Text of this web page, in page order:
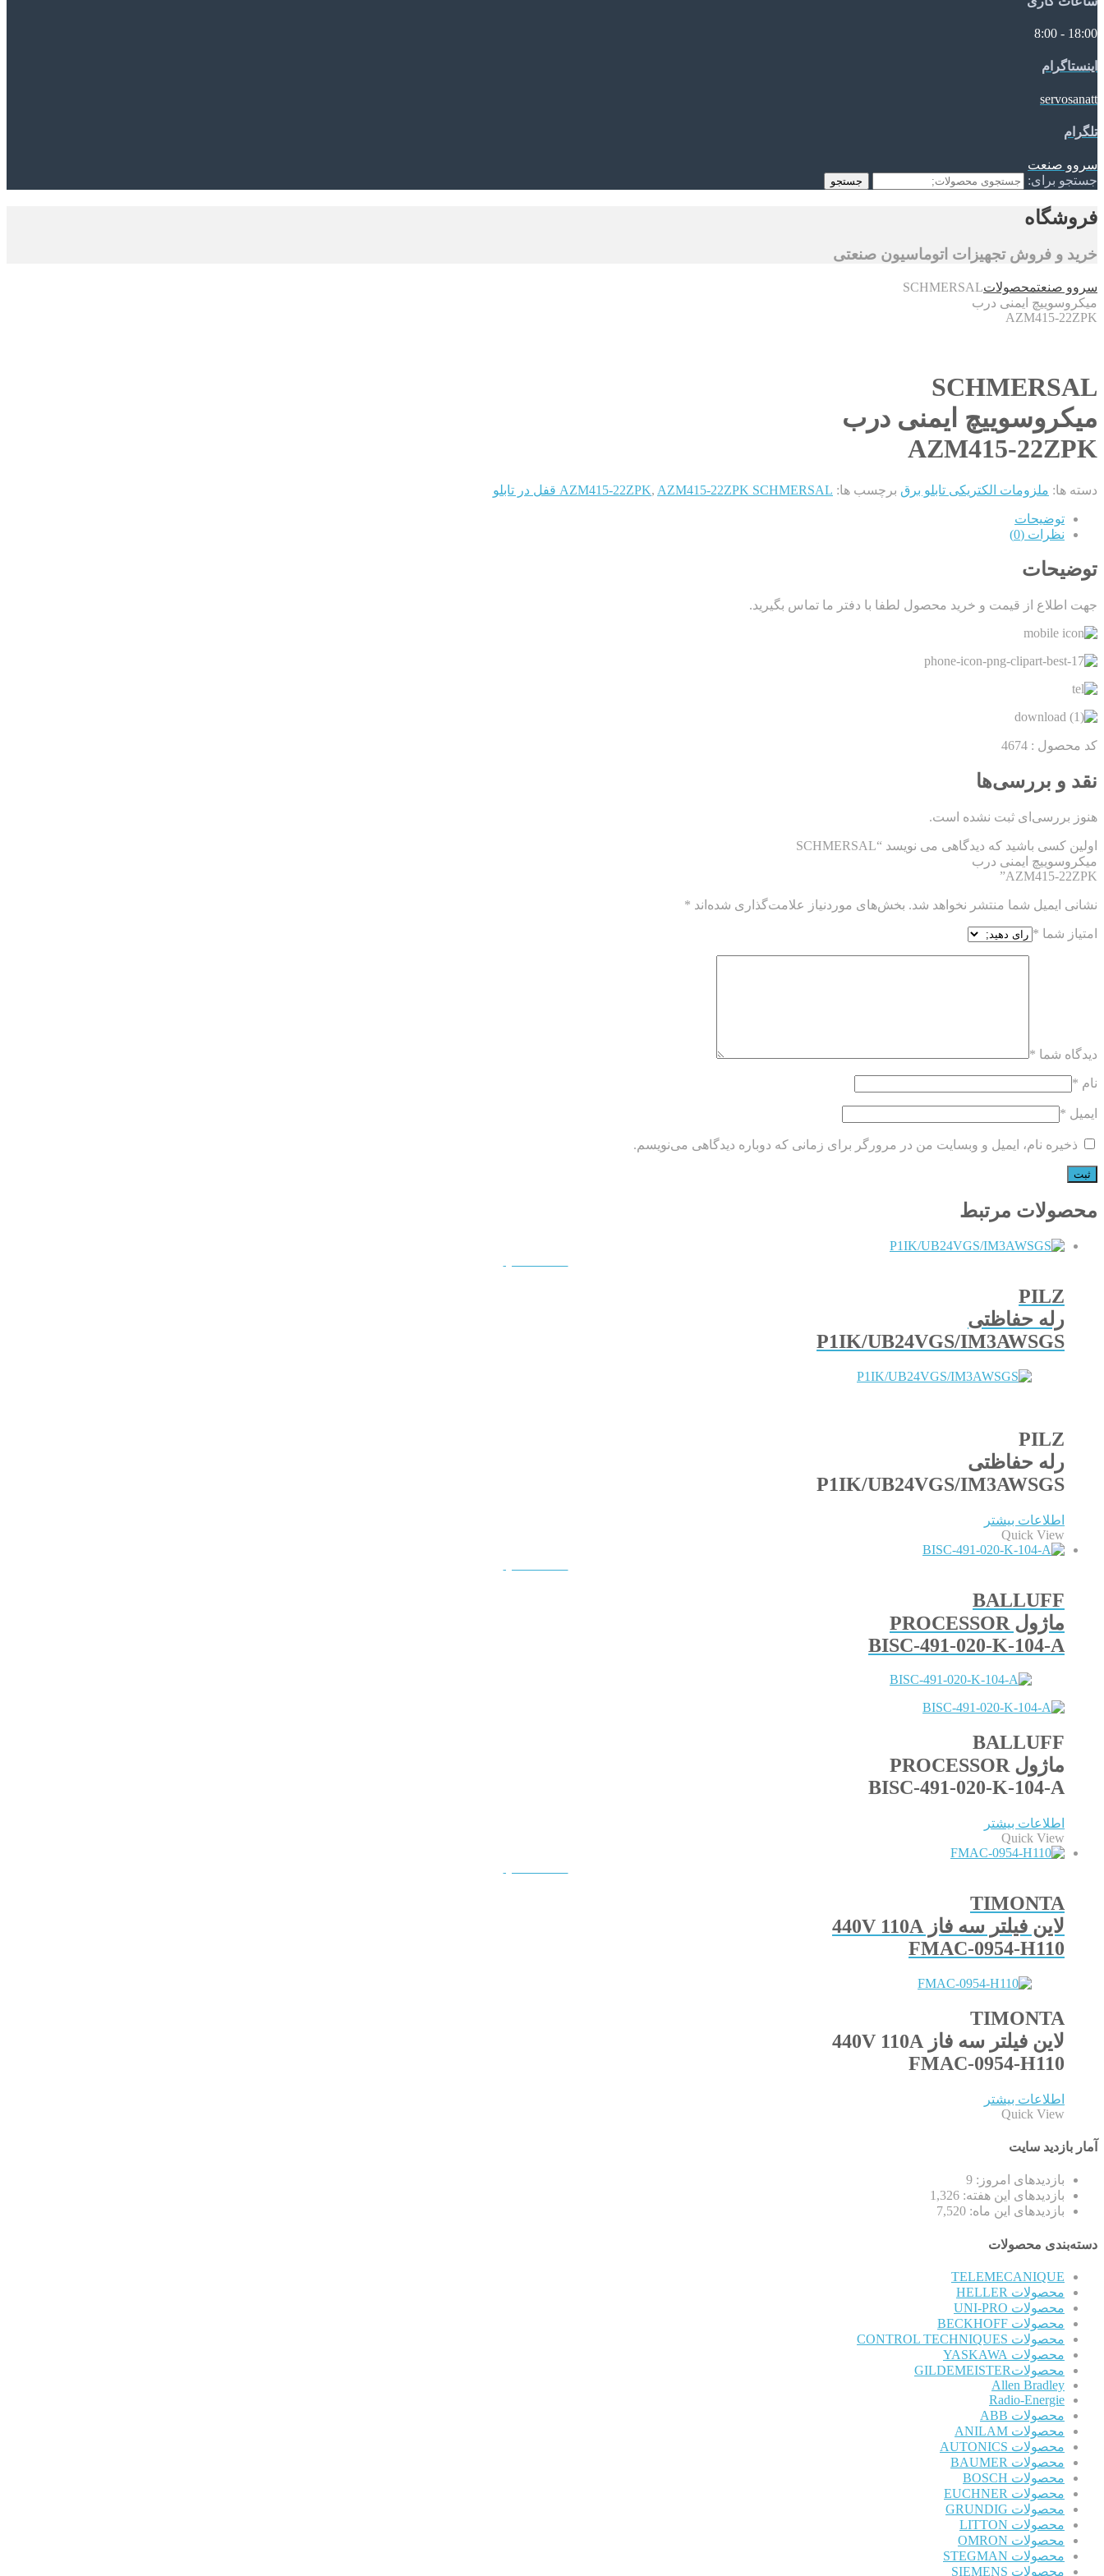
18:00 - 8:00
اینستاگرام
servosanatt
تلگرام
سروو صنعت
جستجو برای:
جستجو
فروشگاه
خرید و فروش تجهیزات اتوماسیون صنعتی
سروو صنعتمحصولاتSCHMERSAL
میکروسوییچ ایمنی درب
AZM415-22ZPK
SCHMERSAL
میکروسوییچ ایمنی درب
AZM415-22ZPK
دسته ها: ملزومات الکتریکی تابلو برق برچسب ها: AZM415-22ZPK, AZM415-22ZPK SCHMERSAL قفل در تابلو
توضیحات
نظرات (0)
توضیحات
جهت اطلاع از قیمت و خرید محصول لطفا با دفتر ما تماس بگیرید.
کد محصول : 4674
نقد و بررسی‌ها
هنوز بررسی‌ای ثبت نشده است.
اولین کسی باشید که دیدگاهی می نویسد “SCHMERSAL
میکروسوییچ ایمنی درب
AZM415-22ZPK”
نشانی ایمیل شما منتشر نخواهد شد. بخش‌های موردنیاز علامت‌گذاری شده‌اند *
امتیاز شما *
دیدگاه شما *
نام *
ایمیل *
ذخیره نام، ایمیل و وبسایت من در مرورگر برای زمانی که دوباره دیدگاهی می‌نویسم.
محصولات مرتبط
PILZ
رله حفاظتی
P1IK/UB24VGS/IM3AWSGS
PILZ
رله حفاظتی
P1IK/UB24VGS/IM3AWSGS
اطلاعات بیشتر
Quick View
BALLUFF
ماژول PROCESSOR
BISC-491-020-K-104-A
BALLUFF
ماژول PROCESSOR
BISC-491-020-K-104-A
اطلاعات بیشتر
Quick View
TIMONTA
لاین فیلتر سه فاز 440V 110A
FMAC-0954-H110
TIMONTA
لاین فیلتر سه فاز 440V 110A
FMAC-0954-H110
اطلاعات بیشتر
Quick View
آمار بازدید سایت
بازدیدهای امروز: 9
بازدیدهای این هفته: 1,326
بازدیدهای این ماه: 7,520
دسته‌بندی محصولات
TELEMECANIQUE
محصولات HELLER
محصولات UNI-PRO
محصولات BECKHOFF
محصولات CONTROL TECHNIQUES
محصولات YASKAWA
محصولاتGILDEMEISTER
Allen Bradley
Radio-Energie
محصولات ABB
محصولات ANILAM
محصولات AUTONICS
محصولات BAUMER
محصولات BOSCH
محصولات EUCHNER
محصولات GRUNDIG
محصولات LITTON
محصولات OMRON
محصولات STEGMAN
محصولات SIEMENS